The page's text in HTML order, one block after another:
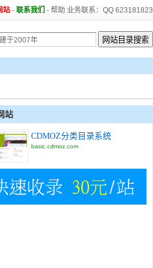
站 - 联系我们 - 帮助 业务联系：QQ 623181823
站
CDMOZ分类目录系统
basic.cdmoz.com